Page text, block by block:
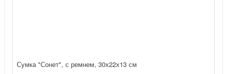
Сумка "Сонет", с ремнем, 30х22х13 см